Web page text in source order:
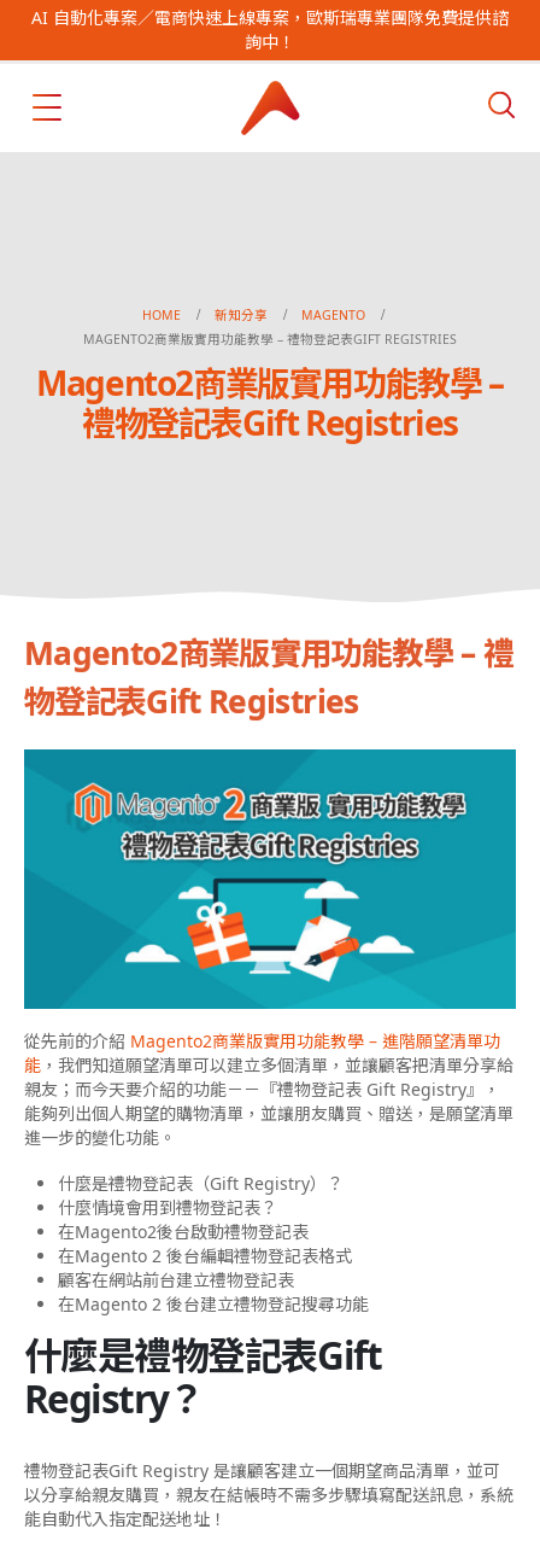
AI 自動化專案／電商快速上線專案，歐斯瑞專業團隊免費提供諮
詢中！
HOME 新知分享
MAGENTO
MAGENTO2商業版實用功能教學 – 禮物登記表GIFT REGISTRIES
Magento2商業版實用功能教學 –
禮物登記表Gift Registries
Magento2商業版實用功能教學 – 禮
物登記表Gift Registries
從先前的介紹 Magento2商業版實用功能教學 – 進階願望清單功
能 ，我們知道願望清單可以建立多個清單，並讓顧客把清單分享給
親友；而今天要介紹的功能－－『禮物登記表 Gift Registry』，
能夠列出個人期望的購物清單，並讓朋友購買、贈送，是願望清單
進一步的變化功能。
什麼是禮物登記表（Gift Registry）？
什麼情境會用到禮物登記表？
在Magento2後台啟動禮物登記表
在Magento 2 後台編輯禮物登記表格式
顧客在網站前台建立禮物登記表
在Magento 2 後台建立禮物登記搜尋功能
什麼是禮物登記表Gift
Registry？
禮物登記表Gift Registry 是讓顧客建立一個期望商品清單，並可
以分享給親友購買，親友在結帳時不需多步驟填寫配送訊息，系統
能自動代入指定配送地址！